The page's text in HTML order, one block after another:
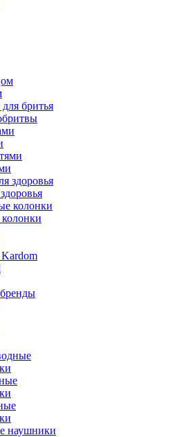
бритья
наушники